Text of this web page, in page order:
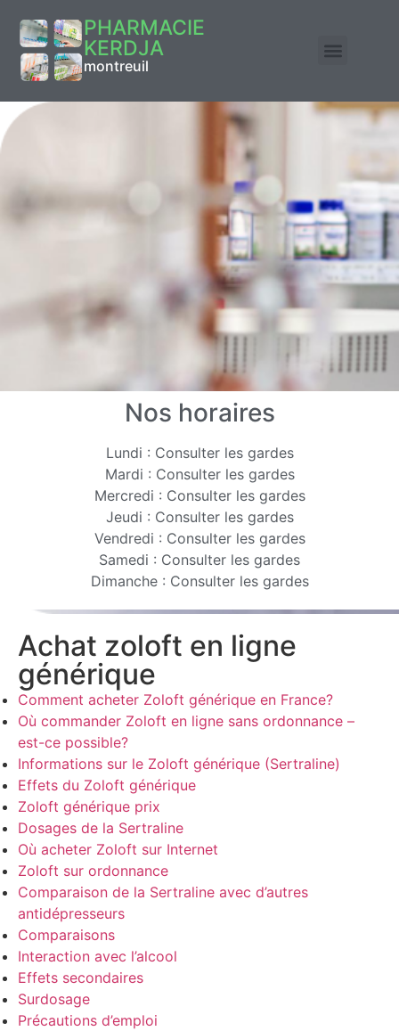
PHARMACIE
KERDJA
montreuil
Nos horaires
Lundi : Consulter les gardes
Mardi : Consulter les gardes
Mercredi : Consulter les gardes
Jeudi : Consulter les gardes
Vendredi : Consulter les gardes
Samedi : Consulter les gardes
Dimanche : Consulter les gardes
Achat zoloft en ligne
générique
Comment acheter Zoloft générique en France?
Où commander Zoloft en ligne sans ordonnance –
est-ce possible?
Informations sur le Zoloft générique (Sertraline)
Effets du Zoloft générique
Zoloft générique prix
Dosages de la Sertraline
Où acheter Zoloft sur Internet
Zoloft sur ordonnance
Comparaison de la Sertraline avec d’autres
antidépresseurs
Comparaisons
Interaction avec l’alcool
Effets secondaires
Surdosage
Précautions d’emploi